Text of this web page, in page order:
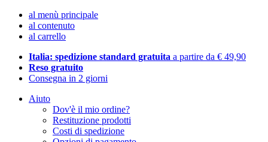
al menù principale
al contenuto
al carrello
Italia: spedizione standard gratuita a partire da € 49,90
Reso gratuito
Consegna in 2 giorni
Aiuto
Dov'è il mio ordine?
Restituzione prodotti
Costi di spedizione